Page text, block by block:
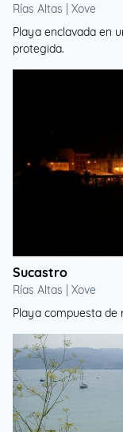
Rías Altas | Xove
Playa enclavada en
protegida.
Sucastro
Rías Altas | Xove
Playa compuesta de